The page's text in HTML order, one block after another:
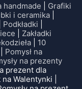
handmade
Grafiki
i ceramika
Podkładki
Zakładki
10
Pomysł na
na prezenty
prezent dla
Walentynki |